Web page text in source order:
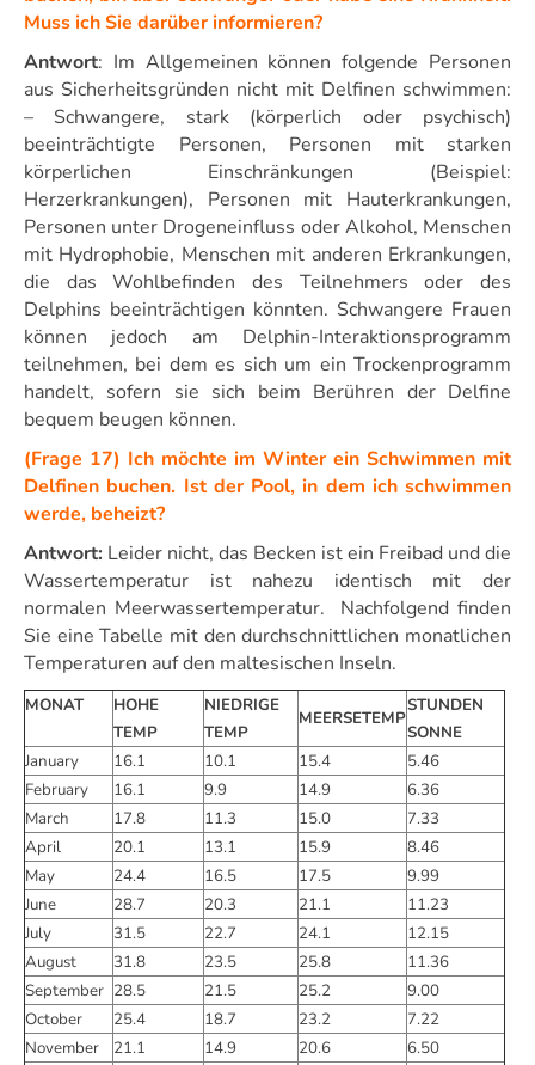
Muss ich Sie darüber informieren?
Antwort: Im Allgemeinen können folgende Personen
aus Sicherheitsgründen nicht mit Delfinen schwimmen:
– Schwangere, stark (körperlich oder psychisch)
beeinträchtigte Personen, Personen mit starken
körperlichen Einschränkungen (Beispiel:
Herzerkrankungen), Personen mit Hauterkrankungen,
Personen unter Drogeneinfluss oder Alkohol, Menschen
mit Hydrophobie, Menschen mit anderen Erkrankungen,
die das Wohlbefinden des Teilnehmers oder des
Delphins beeinträchtigen könnten. Schwangere Frauen
können jedoch am Delphin-Interaktionsprogramm
teilnehmen, bei dem es sich um ein Trockenprogramm
handelt, sofern sie sich beim Berühren der Delfine
bequem beugen können.
(Frage 17) Ich möchte im Winter ein Schwimmen mit
Delfinen buchen. Ist der Pool, in dem ich schwimmen
werde, beheizt?
Antwort: Leider nicht, das Becken ist ein Freibad und die
Wassertemperatur ist nahezu identisch mit der
normalen Meerwassertemperatur. Nachfolgend finden
Sie eine Tabelle mit den durchschnittlichen monatlichen
Temperaturen auf den maltesischen Inseln.
MONAT
HOHE
TEMP
NIEDRIGE
TEMP
MEERSETEMP
STUNDEN
SONNE
January
16.1 10.1 15.4
5.46
February
16.1 9.9 14.9
6.36
March
17.8 11.3 15.0
7.33
April
20.1 13.1 15.9
8.46
May
24.4 16.5 17.5
9.99
June
28.7 20.3 21.1
11.23
July
31.5 22.7 24.1
12.15
August
31.8 23.5 25.8
11.36
September 28.5 21.5 25.2
9.00
October
25.4 18.7 23.2
7.22
November
21.1 14.9 20.6
6.50